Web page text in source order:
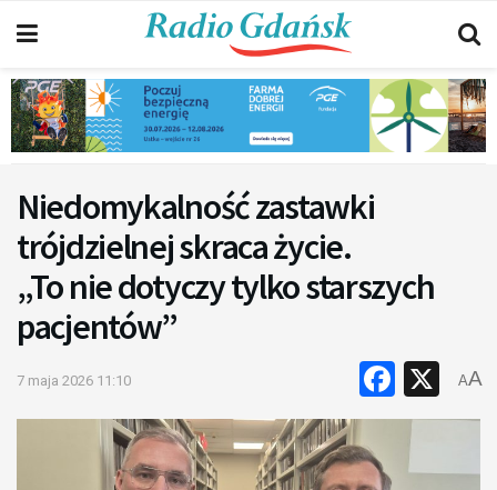
Niedomykalność zastawki
trójdzielnej skraca życie.
„To nie dotyczy tylko starszych
pacjentów”
7 maja 2026 11:10 X
AA